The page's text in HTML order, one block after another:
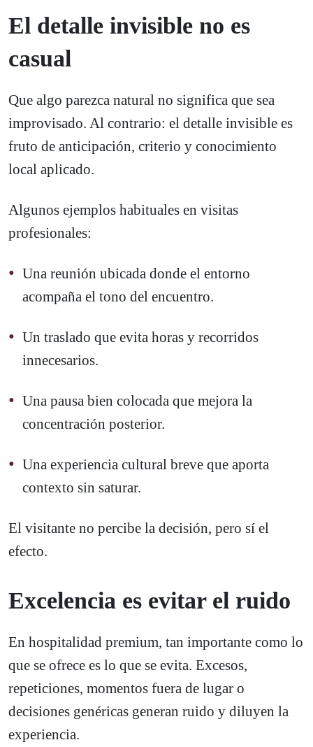
El detalle invisible no es
casual
Que algo parezca natural no significa que sea
improvisado. Al contrario: el detalle invisible es
fruto de anticipación, criterio y conocimiento
local aplicado.
Algunos ejemplos habituales en visitas
profesionales:
Una reunión ubicada donde el entorno
acompaña el tono del encuentro.
Un traslado que evita horas y recorridos
innecesarios.
Una pausa bien colocada que mejora la
concentración posterior.
Una experiencia cultural breve que aporta
contexto sin saturar.
El visitante no percibe la decisión, pero sí el
efecto.
Excelencia es evitar el ruido
En hospitalidad premium, tan importante como lo
que se ofrece es lo que se evita. Excesos,
repeticiones, momentos fuera de lugar o
decisiones genéricas generan ruido y diluyen la
experiencia.